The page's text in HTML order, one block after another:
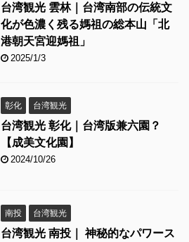
台湾観光 雲林｜台湾南部の伝統文
化が色濃く残る媽祖の総本山「北
港朝天宮迎媽祖」
2025/1/3
彰化 台湾観光
台湾観光 彰化｜台湾版兼六園？
【成美文化園】
2024/10/26
南投 台湾観光
台湾観光 南投｜ 神秘的なパワース